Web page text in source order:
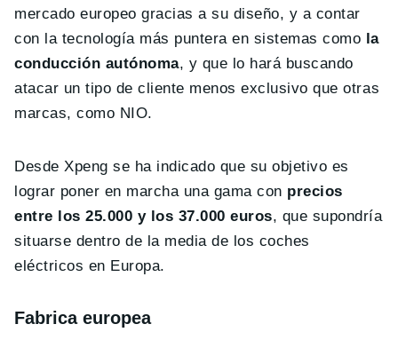
mercado europeo gracias a su diseño, y a contar
con la tecnología más puntera en sistemas como la
conducción autónoma, y que lo hará buscando
atacar un tipo de cliente menos exclusivo que otras
marcas, como NIO.
Desde Xpeng se ha indicado que su objetivo es
lograr poner en marcha una gama con precios
entre los 25.000 y los 37.000 euros, que supondría
situarse dentro de la media de los coches
eléctricos en Europa.
Fabrica europea